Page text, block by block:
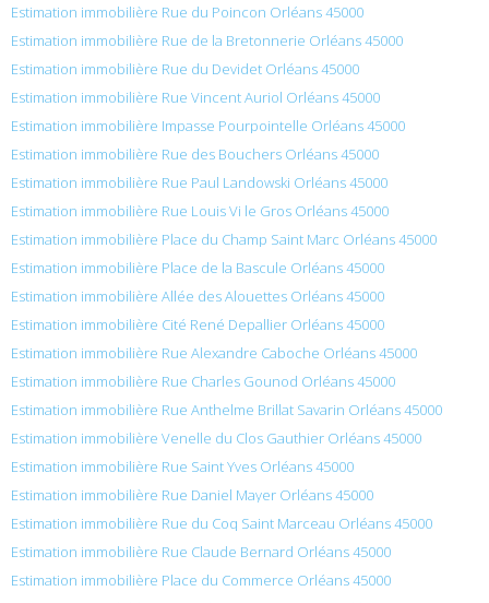
Estimation immobilière Rue du Poincon Orléans 45000
Estimation immobilière Rue de la Bretonnerie Orléans 45000
Estimation immobilière Rue du Devidet Orléans 45000
Estimation immobilière Rue Vincent Auriol Orléans 45000
Estimation immobilière Impasse Pourpointelle Orléans 45000
Estimation immobilière Rue des Bouchers Orléans 45000
Estimation immobilière Rue Paul Landowski Orléans 45000
Estimation immobilière Rue Louis Vi le Gros Orléans 45000
Estimation immobilière Place du Champ Saint Marc Orléans 45000
Estimation immobilière Place de la Bascule Orléans 45000
Estimation immobilière Allée des Alouettes Orléans 45000
Estimation immobilière Cité René Depallier Orléans 45000
Estimation immobilière Rue Alexandre Caboche Orléans 45000
Estimation immobilière Rue Charles Gounod Orléans 45000
Estimation immobilière Rue Anthelme Brillat Savarin Orléans 45000
Estimation immobilière Venelle du Clos Gauthier Orléans 45000
Estimation immobilière Rue Saint Yves Orléans 45000
Estimation immobilière Rue Daniel Mayer Orléans 45000
Estimation immobilière Rue du Coq Saint Marceau Orléans 45000
Estimation immobilière Rue Claude Bernard Orléans 45000
Estimation immobilière Place du Commerce Orléans 45000